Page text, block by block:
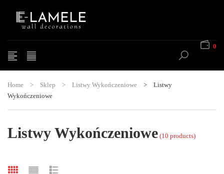
0
Home > Sklep > Listwy Wykończeniowe >
Listwy
Wykończeniowe
Listwy Wykończeniowe (10 products)